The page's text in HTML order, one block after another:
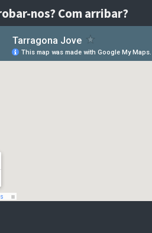
nos? Com arribar?